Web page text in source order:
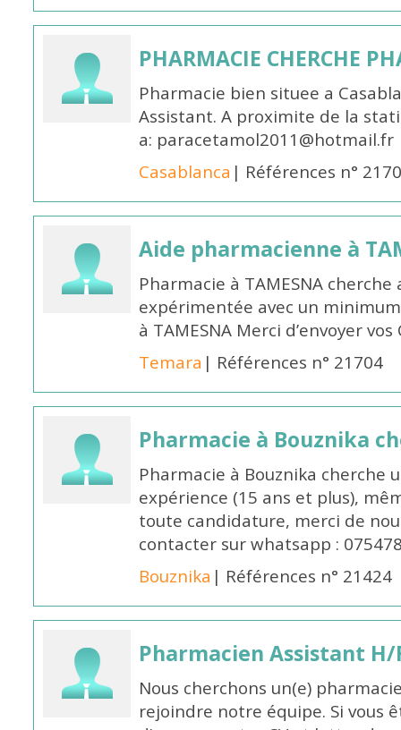
PHARMACIE CHERCHE
Pharmacie bien situee a
Assistant. A proximite de la
a: paracetamol2011@hotmail.fr
Casablanca | Références n°
Aide pharmacienne à
Pharmacie à TAMESNA
expérimentée avec un
à TAMESNA Merci d’envoyer
Temara | Références n° 21704
Pharmacie à Bouznika
Pharmacie à Bouznika cherche
expérience (15 ans et plus),
toute candidature, merci de
contacter sur whatsapp :
Bouznika | Références n° 21424
Pharmacien Assistant
Nous cherchons un(e)
rejoindre notre équipe. Si vous